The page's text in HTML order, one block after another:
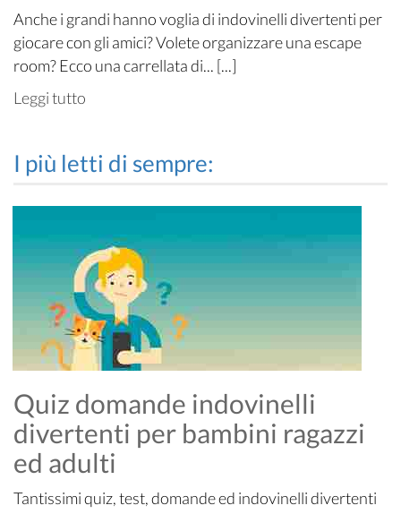
Anche i grandi hanno voglia di indovinelli divertenti per
giocare con gli amici? Volete organizzare una escape
room? Ecco una carrellata di... [...]
Leggi tutto
I più letti di sempre:
Quiz domande indovinelli
divertenti per bambini ragazzi
ed adulti
Tantissimi quiz, test, domande ed indovinelli divertenti